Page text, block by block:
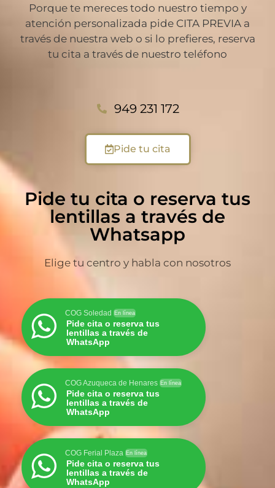
Porque te mereces todo nuestro tiempo y
atención personalizada pide CITA PREVIA a
través de nuestra web o si lo prefieres, reserva
tu cita a través de nuestro teléfono
949 231 172
Pide tu cita
Pide tu cita o reserva tus
lentillas a través de
Whatsapp
Elige tu centro y habla con nosotros
COG Soledad En línea
Pide cita o reserva tus
lentillas a través de
WhatsApp
COG Azuqueca de Henares En línea
Pide cita o reserva tus
lentillas a través de
WhatsApp
COG Ferial Plaza En línea
Pide cita o reserva tus
lentillas a través de
WhatsApp